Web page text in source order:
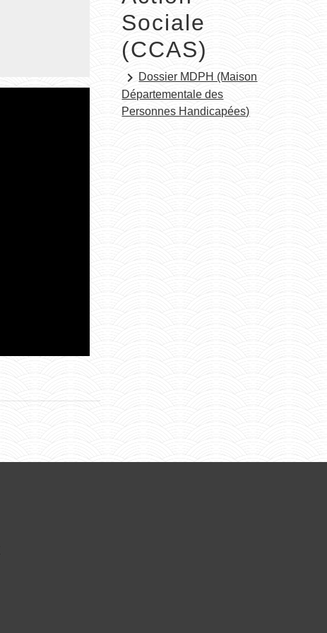
Sociale
(CCAS)
keyboard_arrow_rightDossier MDPH (Maison
Départementale des
Personnes Handicapées)